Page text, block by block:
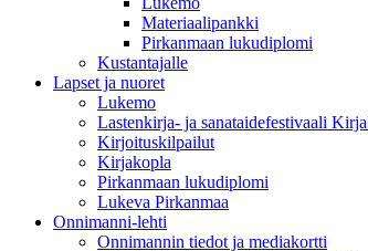
Materiaalipankki
Pirkanmaan lukudiplomi
Kustantajalle
Lapset ja nuoret
Lukemo
Lastenkirja- ja sanataidefestivaali
Kirjoituskilpailut
Kirjakopla
Pirkanmaan lukudiplomi
Lukeva Pirkanmaa
Onnimanni-lehti
Onnimannin tiedot ja mediakortti